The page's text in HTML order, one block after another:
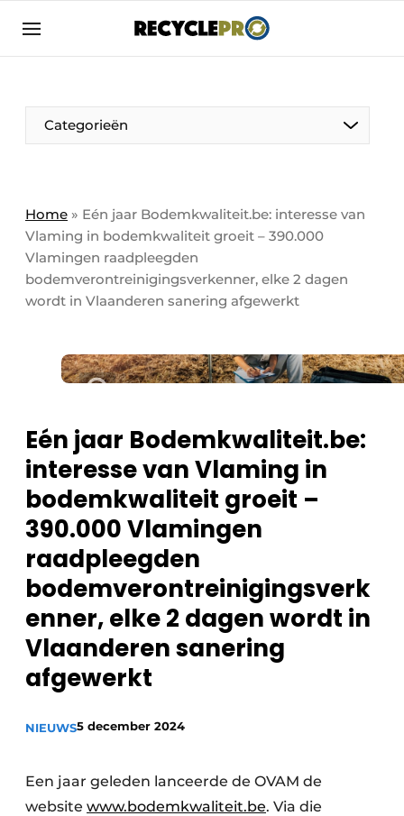
Aanmelden
Bedrijven
Bedrijven
Direct contact
Evenement aanmelden
Meest gelezen
Nieuwsbrief
Privacy / Cookie statement
Vacature aanmelden
Vacatures
Video’s
Categorieën
Column VOORUIT
De Pen
Harde Cijfers
Vrouw in de kijker
Kranen
Recyclinginstallaties
Detectieapparatuur
Persen
Stofbeheersing
Transportbanden
Home » Eén jaar Bodemkwaliteit.be: interesse van
Vlaming in bodemkwaliteit groeit – 390.000
Vlamingen raadpleegden
bodemverontreinigingsverkenner, elke 2 dagen
wordt in Vlaanderen sanering afgewerkt
Eén jaar Bodemkwaliteit.be:
interesse van Vlaming in
bodemkwaliteit groeit –
390.000 Vlamingen
raadpleegden
bodemverontreinigingsverk
enner, elke 2 dagen wordt in
Vlaanderen sanering
afgewerkt
NIEUWS5 december 2024
Een jaar geleden lanceerde de OVAM de
website www.bodemkwaliteit.be. Via die